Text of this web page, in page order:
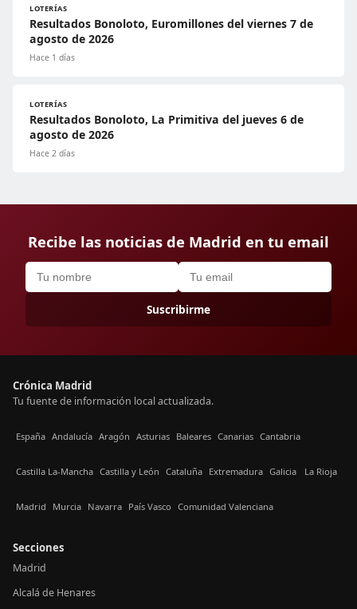
LOTERÍAS
Resultados Bonoloto, Euromillones del viernes 7 de
agosto de 2026
Hace 1 días
LOTERÍAS
Resultados Bonoloto, La Primitiva del jueves 6 de
agosto de 2026
Hace 2 días
Recibe las noticias de Madrid en tu email
Suscribirme
Crónica Madrid
Tu fuente de información local actualizada.
España Andalucía Aragón Asturias Baleares Canarias Cantabria
Castilla La-Mancha Castilla y León Cataluña Extremadura Galicia La Rioja
Madrid Murcia Navarra País Vasco Comunidad Valenciana
Secciones
Madrid
Alcalá de Henares